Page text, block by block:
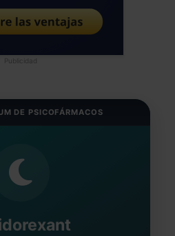
Publicidad
DE PSICOFÁRMACOS